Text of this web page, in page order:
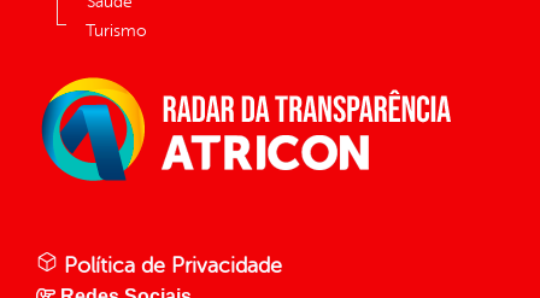
Turismo
Política de Privacidade